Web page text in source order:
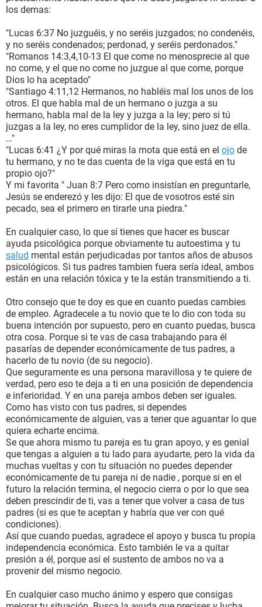
los demas:
"Lucas 6:37 No juzguéis, y no seréis juzgados; no condenéis,
y no seréis condenados; perdonad, y seréis perdonados."
"Romanos 14:3,4,10-13 El que come no menosprecie al que
no come, y el que no come no juzgue al que come, porque
Dios lo ha aceptado"
"Santiago 4:11,12 Hermanos, no habléis mal los unos de los
otros. El que habla mal de un hermano o juzga a su
hermano, habla mal de la ley y juzga a la ley; pero si tú
juzgas a la ley, no eres cumplidor de la ley, sino juez de ella.
…"
"Lucas 6:41 ¿Y por qué miras la mota que está en el ojo de
tu hermano, y no te das cuenta de la viga que está en tu
propio ojo?"
Y mi favorita " Juan 8:7 Pero como insistían en preguntarle,
Jesús se enderezó y les dijo: El que de vosotros esté sin
pecado, sea el primero en tirarle una piedra."
En cualquier caso, lo que sí tienes que hacer es buscar
ayuda psicológica porque obviamente tu autoestima y tu
salud mental están perjudicadas por tantos años de abusos
psicológicos. Si tus padres tambien fuera sería ideal, ambos
están en una relación tóxica y te la están transmitiendo a ti.
Otro consejo que te doy es que en cuanto puedas cambies
de empleo. Agradecele a tu novio que te lo dio con toda su
buena intención por supuesto, pero en cuanto puedas, busca
otra cosa. Porque si te vas de casa trabajando para él
pasarías de depender económicamente de tus padres, a
hacerlo de tu novio (de su negocio).
Que seguramente es una persona maravillosa y te quiere de
verdad, pero eso te deja a ti en una posición de dependencia
e inferioridad. Y en una pareja ambos deben ser iguales.
Como has visto con tus padres, si dependes
económicamente de alguien, vas a tener que aguantar lo que
quiera echarte encima.
Se que ahora mismo tu pareja es tu gran apoyo, y es genial
que tengas a alguien a tu lado para ayudarte, pero la vida da
muchas vueltas y con tu situación no puedes depender
económicamente de tu pareja ni de nadie , porque si en el
futuro la relación termina, el negocio cierra o por lo que sea
deben prescindir de ti, vas a tener que volver a casa de tus
padres (si es que te aceptan y habría que ver con qué
condiciones).
Así que cuando puedas, agradece el apoyo y busca tu propia
independencia económica. Esto también le va a quitar
presión a él, porque así el sustento de ambos no va a
provenir del mismo negocio.
En cualquier caso mucho ánimo y espero que consigas